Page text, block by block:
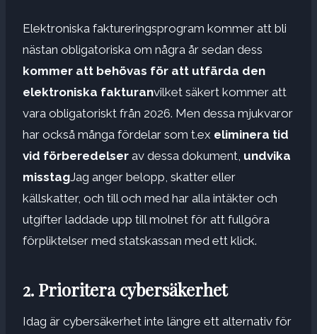
Elektroniska faktureringsprogram kommer att bli
nästan obligatoriska om några år sedan dess
kommer att behövas för att utfärda den
elektroniska fakturanvilket säkert kommer att
vara obligatoriskt från 2026. Men dessa mjukvaror
har också många fördelar som t.ex eliminera tid
vid förberedelser av dessa dokument, undvika
misstagJag anger belopp, skatter eller
källskatter, och till och med har alla intäkter och
utgifter laddade upp till molnet för att fullgöra
förpliktelser med statskassan med ett klick.
2. Prioritera cybersäkerhet
Idag är cybersäkerhet inte längre ett alternativ för